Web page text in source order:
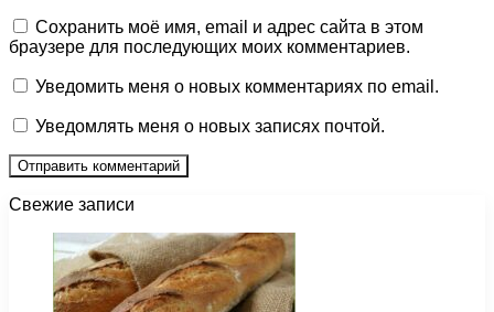
Сохранить моё имя, email и адрес сайта в этом
браузере для последующих моих комментариев.
Уведомить меня о новых комментариях по email.
Уведомлять меня о новых записях почтой.
Свежие записи